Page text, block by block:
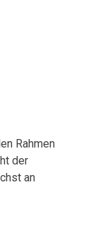
Rahmen
der
an